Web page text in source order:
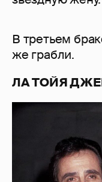
В третьем
же грабли.
ЛА ТОЙЯ